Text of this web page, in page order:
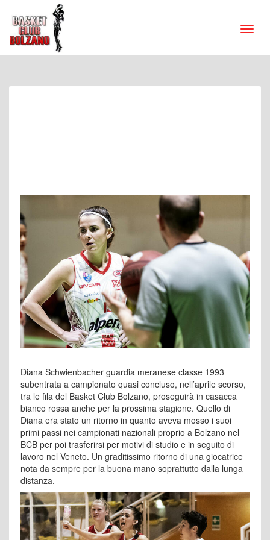
Diana Schwienbacher guardia meranese classe 1993
subentrata a campionato quasi concluso, nell’aprile scorso,
tra le fila del Basket Club Bolzano, proseguirà in casacca
bianco rossa anche per la prossima stagione. Quello di
Diana era stato un ritorno in quanto aveva mosso i suoi
primi passi nei campionati nazionali proprio a Bolzano nel
BCB per poi trasferirsi per motivi di studio e in seguito di
lavoro nel Veneto. Un graditissimo ritorno di una giocatrice
nota da sempre per la buona mano soprattutto dalla lunga
distanza.